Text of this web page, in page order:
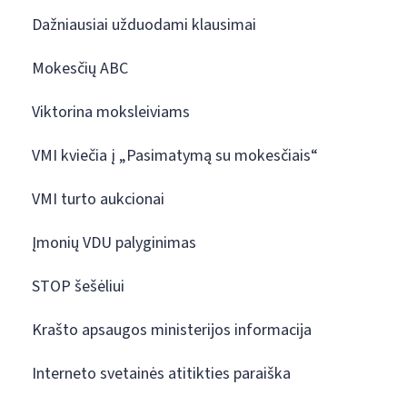
Dažniausiai užduodami klausimai
Mokesčių ABC
Viktorina moksleiviams
VMI kviečia į „Pasimatymą su mokesčiais“
VMI turto aukcionai
Įmonių VDU palyginimas
STOP šešėliui
Krašto apsaugos ministerijos informacija
Interneto svetainės atitikties paraiška